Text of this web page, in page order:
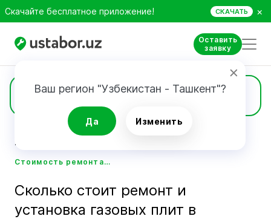
Скачайте бесплатное приложение! СКАЧАТЬ ×
Оставить
заявку
Ваш регион "Узбекистан - Ташкент"?
Да Изменить
Цены
Главная
Стоимость ремонта и установки газовых плит в Ташкенте - Ustabor.uz
Сколько стоит ремонт и
установка газовых плит в